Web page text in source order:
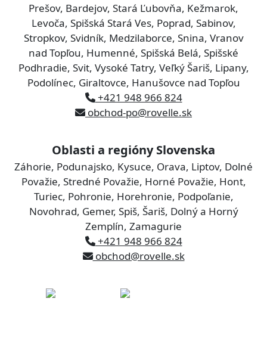
Prešov, Bardejov, Stará Ľubovňa, Kežmarok,
Levoča, Spišská Stará Ves, Poprad, Sabinov,
Stropkov, Svidník, Medzilaborce, Snina, Vranov
nad Topľou, Humenné, Spišská Belá, Spišské
Podhradie, Svit, Vysoké Tatry, Veľký Šariš, Lipany,
Podolínec, Giraltovce, Hanušovce nad Topľou
+421 948 966 824
obchod-po@rovelle.sk
Oblasti a regióny Slovenska
Záhorie, Podunajsko, Kysuce, Orava, Liptov, Dolné
Považie, Stredné Považie, Horné Považie, Hont,
Turiec, Pohronie, Horehronie, Podpoľanie,
Novohrad, Gemer, Spiš, Šariš, Dolný a Horný
Zemplín, Zamagurie
+421 948 966 824
obchod@rovelle.sk